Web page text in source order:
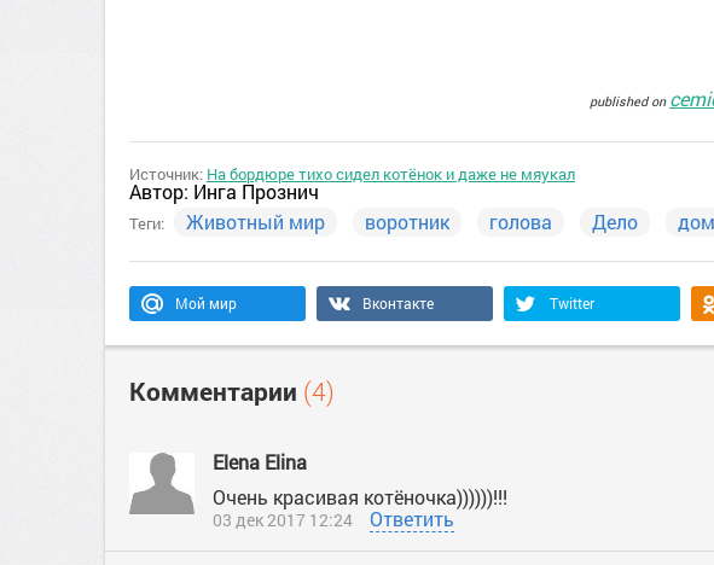
published on
Источник: На бордюре тихо сидел котёнок и даже не мяукал
Автор: Инга Прознич
Теги: Животный мир воротник голова Дело дом
Мой мир Вконтакте Twitter
Комментарии (4)
Еlena Elina
Очень красивая котёночка))))))!!!
03 дек 2017 12:24 Ответить